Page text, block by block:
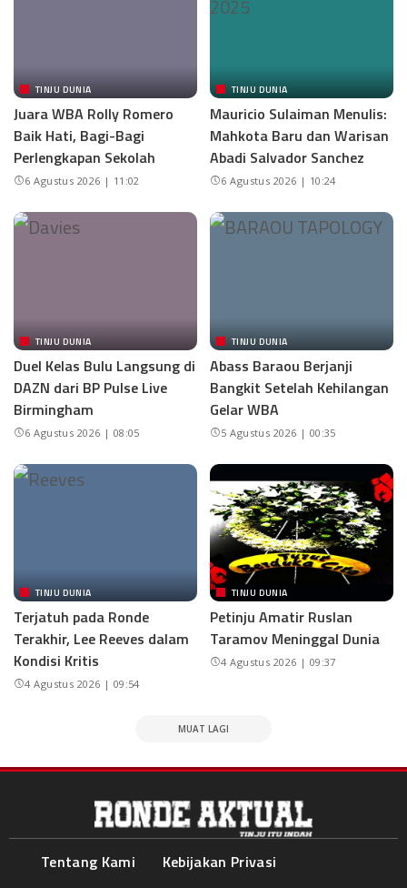
TINJU DUNIA
Juara WBA Rolly Romero
Baik Hati, Bagi-Bagi
Perlengkapan Sekolah
6 Agustus 2026 | 11:02
TINJU DUNIA
Mauricio Sulaiman Menulis:
Mahkota Baru dan Warisan
Abadi Salvador Sanchez
6 Agustus 2026 | 10:24
TINJU DUNIA
Duel Kelas Bulu Langsung di
DAZN dari BP Pulse Live
Birmingham
6 Agustus 2026 | 08:05
TINJU DUNIA
Abass Baraou Berjanji
Bangkit Setelah Kehilangan
Gelar WBA
5 Agustus 2026 | 00:35
TINJU DUNIA
Terjatuh pada Ronde
Terakhir, Lee Reeves dalam
Kondisi Kritis
4 Agustus 2026 | 09:54
TINJU DUNIA
Petinju Amatir Ruslan
Taramov Meninggal Dunia
4 Agustus 2026 | 09:37
MUAT LAGI
Tentang Kami Kebijakan Privasi